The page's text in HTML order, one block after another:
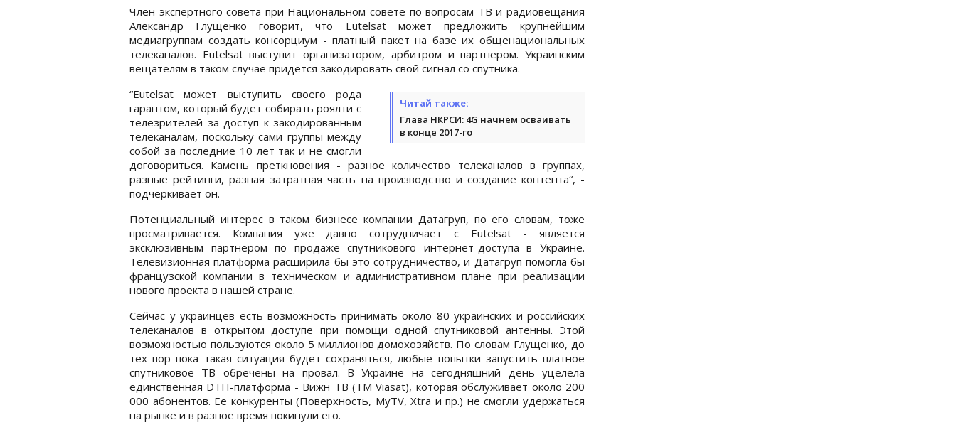
Член экспертного совета при Национальном совете по вопросам ТВ и радиовещания
Александр Глущенко говорит, что Eutelsat может предложить крупнейшим
медиагруппам создать консорциум - платный пакет на базе их общенациональных
телеканалов. Eutelsat выступит организатором, арбитром и партнером. Украинским
вещателям в таком случае придется закодировать свой сигнал со спутника.
Читай также:
Глава НКРСИ: 4G начнем осваивать
в конце 2017-го
“Eutelsat может выступить своего рода
гарантом, который будет собирать роялти с
телезрителей за доступ к закодированным
телеканалам, поскольку сами группы между
собой за последние 10 лет так и не смогли
договориться. Камень преткновения - разное количество телеканалов в группах,
разные рейтинги, разная затратная часть на производство и создание контента“, -
подчеркивает он.
Потенциальный интерес в таком бизнесе компании Датагруп, по его словам, тоже
просматривается. Компания уже давно сотрудничает с Eutelsat - является
эксклюзивным партнером по продаже спутникового интернет-доступа в Украине.
Телевизионная платформа расширила бы это сотрудничество, и Датагруп помогла бы
французской компании в техническом и административном плане при реализации
нового проекта в нашей стране.
Сейчас у украинцев есть возможность принимать около 80 украинских и российских
телеканалов в открытом доступе при помощи одной спутниковой антенны. Этой
возможностью пользуются около 5 миллионов домохозяйств. По словам Глущенко, до
тех пор пока такая ситуация будет сохраняться, любые попытки запустить платное
спутниковое ТВ обречены на провал. В Украине на сегодняшний день уцелела
единственная DTH-платформа - Вижн ТВ (ТМ Viasat), которая обслуживает около 200
000 абонентов. Ее конкуренты (Поверхность, MyTV, Xtra и пр.) не смогли удержаться
на рынке и в разное время покинули его.